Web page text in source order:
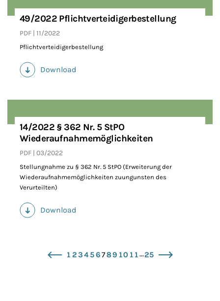
49/2022 Pflichtverteidigerbestellung
PDF 11/2022
Pflichtverteidigerbestellung
Download
(PDF)
14/2022 § 362 Nr. 5 StPO
Wiederaufnahmemöglichkeiten
PDF 03/2022
Stellungnahme zu § 362 Nr. 5 StPO (Erweiterung der
Wiederaufnahmemöglichkeiten zuungunsten des
Verurteilten)
Download
(PDF)
zurück 1 234 56789 10 11...25 vor